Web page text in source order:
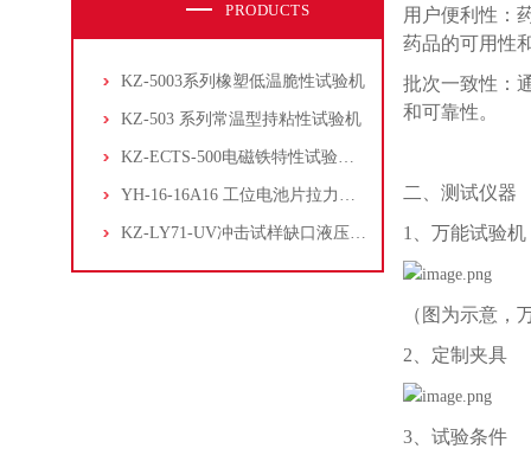
PRODUCTS
KZ-5003系列橡塑低温脆性试验机
KZ-503 系列常温型持粘性试验机
KZ-ECTS-500电磁铁特性试验系统
YH-16-16A16 工位电池片拉力试验机
KZ-LY71-UV冲击试样缺口液压拉床
用户便利性：
药品的可用性
批次一致性：
和可靠性。
二、 测试仪器
1、 万能试验机
（图为示意，
2、 定制夹具
3、 试验条件